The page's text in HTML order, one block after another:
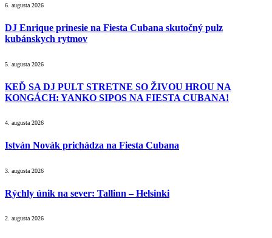
6. augusta 2026
DJ Enrique prinesie na Fiesta Cubana skutočný pulz
kubánskych rytmov
5. augusta 2026
KEĎ SA DJ PULT STRETNE SO ŽIVOU HROU NA
KONGÁCH: YANKO SIPOS NA FIESTA CUBANA!
4. augusta 2026
István Novák prichádza na Fiesta Cubana
3. augusta 2026
Rýchly únik na sever: Tallinn – Helsinki
2. augusta 2026